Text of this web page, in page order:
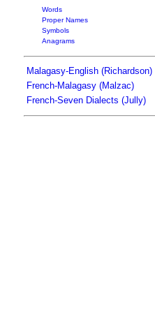
Words
Proper Names
Symbols
Anagrams
Malagasy-English (Richardson)
French-Malagasy (Malzac)
French-Seven Dialects (Jully)